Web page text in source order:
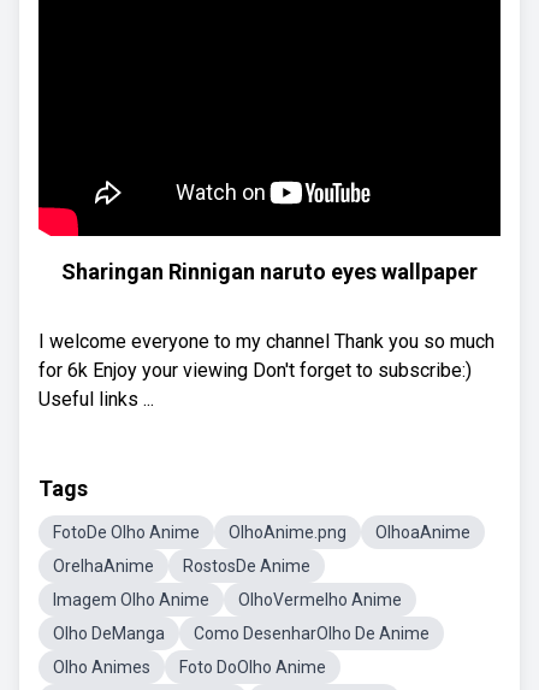
Sharingan Rinnigan naruto eyes wallpaper
I welcome everyone to my channel Thank you so much
for 6k Enjoy your viewing Don't forget to subscribe:)
Useful links ...
Tags
FotoDe Olho Anime OlhoAnime.png
OlhoaAnime
OrelhaAnime
RostosDe Anime
Imagem Olho Anime
OlhoVermelho Anime
Olho DeManga
Como DesenharOlho De Anime
Olho Animes
Foto DoOlho Anime